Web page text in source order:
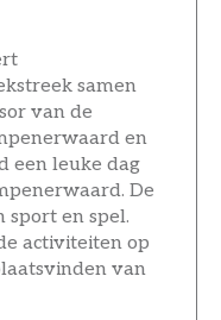
samen
van de
en
een leuke dag
De
sport en spel.
activiteiten op
van